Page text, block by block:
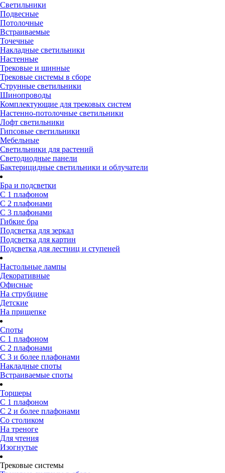
Светильники
Подвесные
Потолочные
Встраиваемые
Точечные
Накладные светильники
Настенные
Трековые и шинные
Трековые системы в сборе
Струнные светильники
Шинопроводы
Комплектующие для трековых систем
Настенно-потолочные светильники
Лофт светильники
Гипсовые светильники
Мебельные
Светильники для растений
Светодиодные панели
Бактерицидные светильники и облучатели
Бра и подсветки
С 1 плафоном
С 2 плафонами
С 3 плафонами
Гибкие бра
Подсветка для зеркал
Подсветка для картин
Подсветка для лестниц и ступеней
Настольные лампы
Декоративные
Офисные
На струбцине
Детские
На прищепке
Споты
С 1 плафоном
С 2 плафонами
С 3 и более плафонами
Накладные споты
Встраиваемые споты
Торшеры
С 1 плафоном
С 2 и более плафонами
Со столиком
На треноге
Для чтения
Изогнутые
Трековые системы